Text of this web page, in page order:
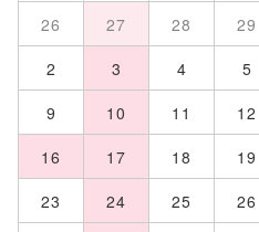
26 27 28 29
2
3 4 5
9
10 11 12
16
17 18 19
23
24 25 26